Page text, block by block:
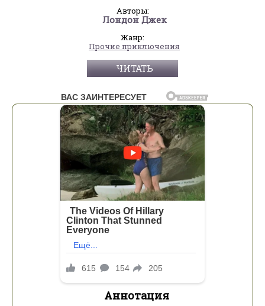
Авторы:
Лондон Джек
Жанр:
Прочие приключения
ЧИТАТЬ
Аннотация